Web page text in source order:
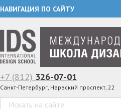
НАВИГАЦИЯ ПО САЙТУ
+7 (812) 326-07-01
Санкт-Петербург, Нарвский проспект, 22